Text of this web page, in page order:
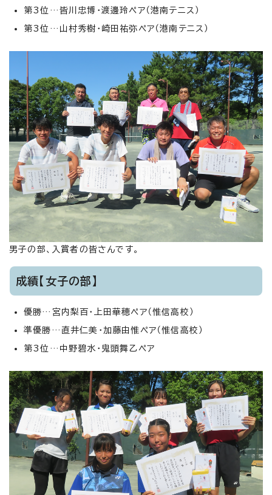
第3位…皆川忠博・渡邊玲ペア（港南テニス）
第3位…山村秀樹・崎田祐弥ペア（港南テニス）
男子の部、入賞者の皆さんです。
成績【女子の部】
優勝…宮内梨百・上田華穂ペア（惟信高校）
準優勝…直井仁美・加藤由惟ペア（惟信高校）
第3位…中野碧水・鬼頭舞乙ペア